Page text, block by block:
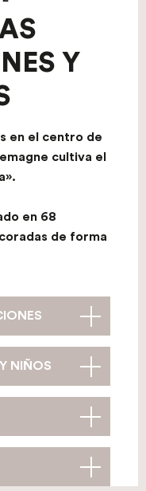
Y
en el centro de
cultiva el
en 68
de forma
NIÑOS